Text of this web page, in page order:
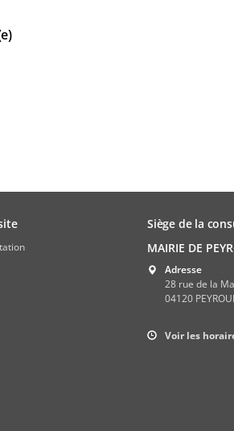
Siège de la
MAIRIE DE
Adresse
28 rue de la
04120
Voir les